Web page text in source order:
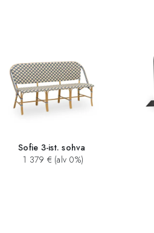
Sofie 3-ist. sohva
1 379 € (alv 0%)